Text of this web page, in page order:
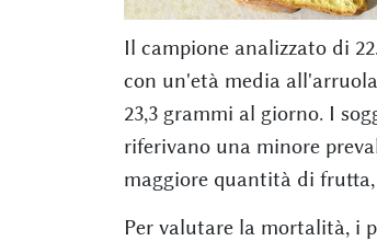
Il campione analizzato di
con un'età media
23,3 grammi al giorno. I
riferivano una minore
maggiore quantità di frutta,
Per valutare la mortalità, i